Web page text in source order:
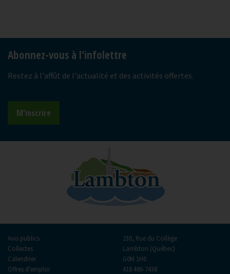
Abonnez-vous à l'infolettre
Restez à l'affût de l'actualité et des activités offertes.
M'inscrire
Avis publics
Collectes
Calendrier
Offres d'emploi
230, Rue du Collège
Lambton (Québec)
G0M 1H0
418 486-7438